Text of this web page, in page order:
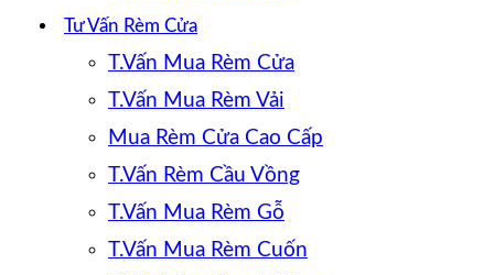
Tư Vấn Rèm Cửa
T.Vấn Mua Rèm Cửa
T.Vấn Mua Rèm Vải
Mua Rèm Cửa Cao Cấp
T.Vấn Rèm Cầu Vồng
T.Vấn Mua Rèm Gỗ
T.Vấn Mua Rèm Cuốn